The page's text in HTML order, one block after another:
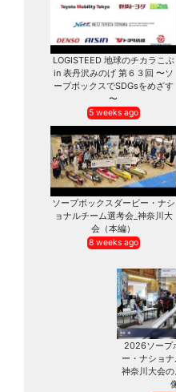
LOGISTEED 地球のチカラこぶ
in 表丹沢みのげ 第６３回 〜ソ
ープボックスでSDGsをめざす
〜
5 weeks ago
ソープボックスダービー・ナシ
ョナルチーム選考会_神奈川大
会（本編）
8 weeks ago
2026ソープ
ー・ナショ
神奈川大会